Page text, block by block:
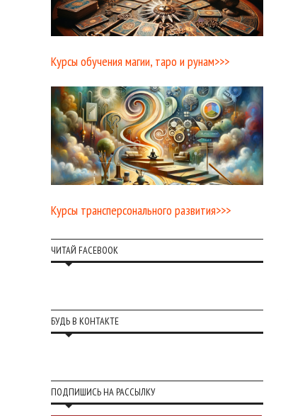
Курсы обучения магии, таро и рунам>>>
Курсы трансперсонального развития>>>
ЧИТАЙ FACEBOOK
БУДЬ В КОНТАКТЕ
ПОДПИШИСЬ НА РАССЫЛКУ